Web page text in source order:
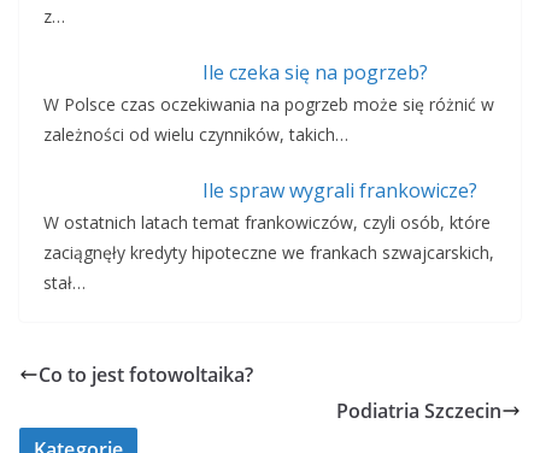
z…
Ile czeka się na pogrzeb?
W Polsce czas oczekiwania na pogrzeb może się różnić w
zależności od wielu czynników, takich…
Ile spraw wygrali frankowicze?
W ostatnich latach temat frankowiczów, czyli osób, które
zaciągnęły kredyty hipoteczne we frankach szwajcarskich,
stał…
Co to jest fotowoltaika?
Podiatria Szczecin